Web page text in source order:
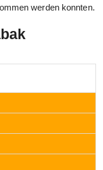
werden konnten.